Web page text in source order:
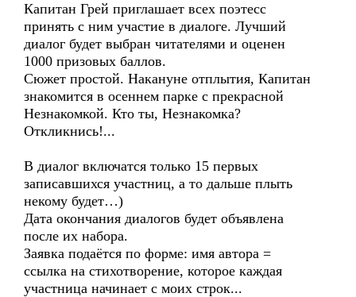
Капитан Грей приглашает всех поэтесс
принять с ним участие в диалоге. Лучший
диалог будет выбран читателями и оценен
1000 призовых баллов.
Сюжет простой. Накануне отплытия, Капитан
знакомится в осеннем парке с прекрасной
Незнакомкой. Кто ты, Незнакомка?
Откликнись!...
В диалог включатся только 15 первых
записавшихся участниц, а то дальше плыть
некому будет…)
Дата окончания диалогов будет объявлена
после их набора.
Заявка подаётся по форме: имя автора =
ссылка на стихотворение, которое каждая
участница начинает с моих строк...